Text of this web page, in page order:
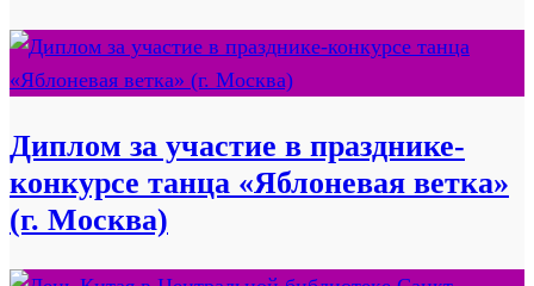
Диплом за участие в празднике-
конкурсе танца «Яблоневая ветка»
(г. Москва)